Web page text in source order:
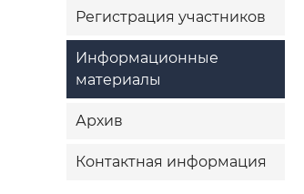
Регистрация участников
Информационные
материалы
Архив
Контактная информация